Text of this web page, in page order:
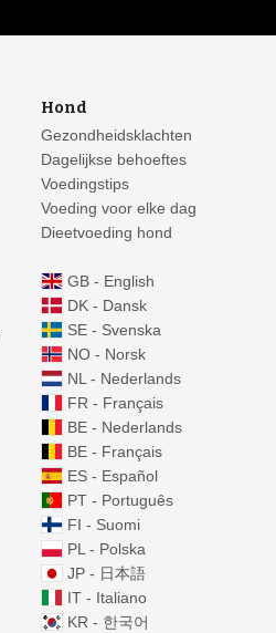
Hond
Gezondheidsklachten
Dagelijkse behoeftes
Voedingstips
Voeding voor elke dag
Dieetvoeding hond
GB - English
DK - Dansk
SE - Svenska
NO - Norsk
NL - Nederlands
FR - Français
BE - Nederlands
BE - Français
ES - Español
PT - Português
FI - Suomi
PL - Polska
JP - 日本語
IT - Italiano
KR - 한국어